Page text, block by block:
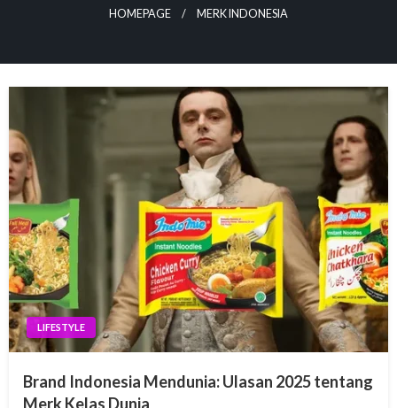
HOMEPAGE MERK INDONESIA
LIFESTYLE
Brand Indonesia Mendunia: Ulasan 2025 tentang
Merk Kelas Dunia